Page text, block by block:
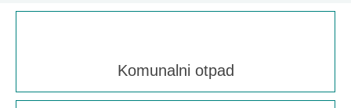
Komunalni otpad